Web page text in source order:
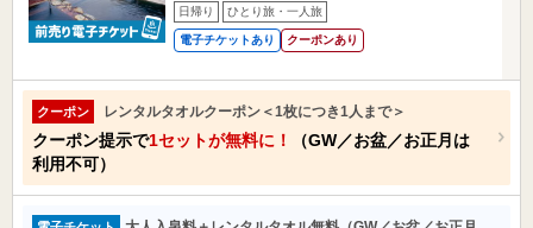
日帰り ひとり旅・一人旅
電子チケットあり クーポンあり
クーポン レンタルタオルクーポン＜1枚につき1人まで＞
クーポン提示で1セットが無料に！
（GW／お盆／お正月は
利用不可）